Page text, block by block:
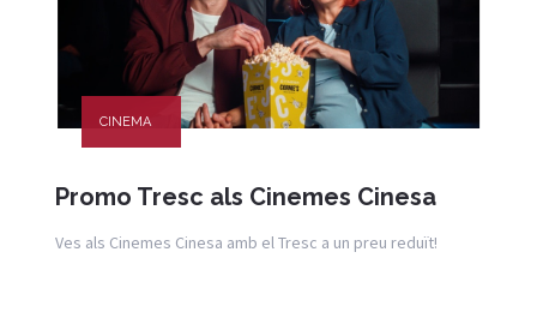
CINEMA
Promo Tresc als Cinemes Cinesa
Ves als Cinemes Cinesa amb el Tresc a un preu reduït!